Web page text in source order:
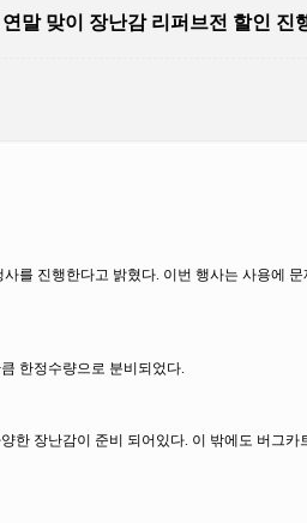
말 맞이 장난감 리퍼브전 할인 진
를 진행한다고 밝혔다. 이번 행사는 사용에
한정수량으로 분비되었다.
한 장난감이 준비 되어있다. 이 밖에도 버그